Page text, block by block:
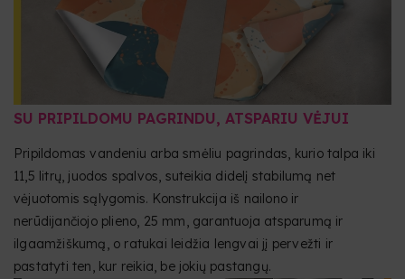
SU PRIPILDOMU PAGRINDU, ATSPARIU VĖJUI
Pripildomas vandeniu arba smėliu pagrindas, kurio talpa iki
11,5 litrų, juodos spalvos, suteikia didelį stabilumą net
vėjuotomis sąlygomis. Konstrukcija iš nailono ir
nerūdijančiojo plieno, 25 mm, garantuoja atsparumą ir
ilgaamžiškumą, o ratukai leidžia lengvai jį pervežti ir
pastatyti ten, kur reikia, be jokių pastangų.